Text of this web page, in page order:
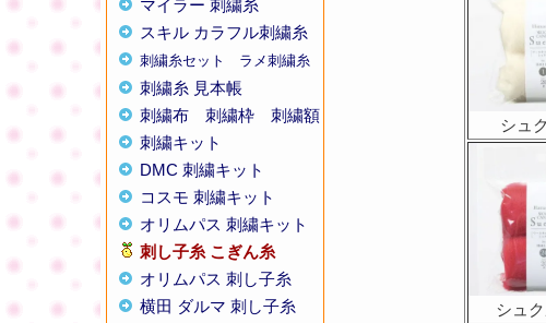
マイラー 刺繍糸
スキル カラフル刺繍糸
刺繍糸セット ラメ刺繍糸
刺繍糸 見本帳
刺繍布
刺繍枠
刺繍額
刺繍キット
DMC 刺繍キット
コスモ 刺繍キット
オリムパス 刺繍キット
刺し子糸 こぎん糸
オリムパス 刺し子糸
横田 ダルマ 刺し子糸
シュ
シュ